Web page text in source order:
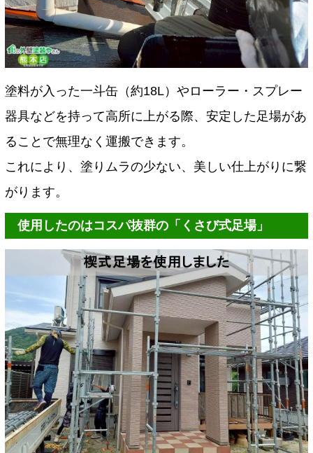
塗料が入った一斗缶（約18L）やローラー・スプレー
器具などを持って高所に上がる際、安定した足場があ
ることで無理なく運搬できます。
これにより、塗りムラの少ない、美しい仕上がりに繋
がります。
使用したのはコスパ抜群の「くさび式足場」